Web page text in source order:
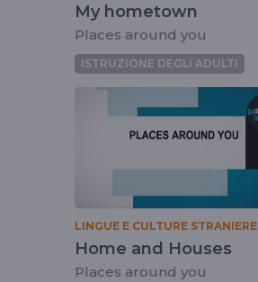
My hometown
Places around you
ISTRUZIONE DEGLI ADULTI
LINGUE E CULTURE STRANIERE
Home and Houses
Places around you